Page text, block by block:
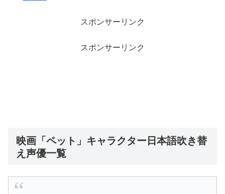
スポンサーリンク
スポンサーリンク
映画「ペット」キャラクター日本語吹き替
え声優一覧